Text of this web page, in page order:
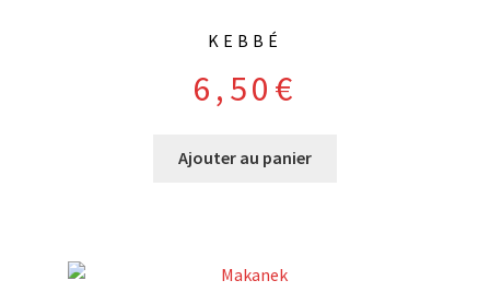
KEBBÉ
6,50 €
Ajouter au panier